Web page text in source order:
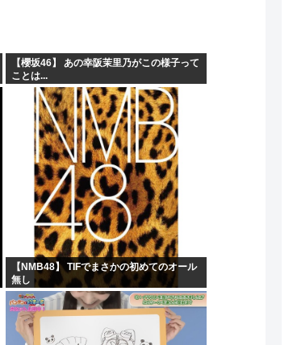
【櫻坂46】 あの幸阪茉里乃がこの様子って
ことは...
【NMB48】 TIFでまさかの初めてのオール
無し